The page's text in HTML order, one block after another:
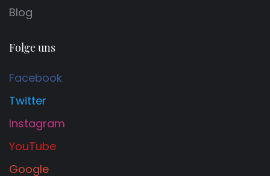
Blog
Folge uns
Facebook
Twitter
Instagram
YouTube
Google